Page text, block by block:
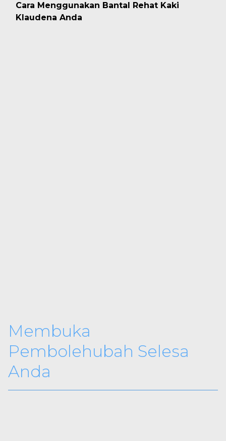
Cara Menggunakan Bantal Rehat Kaki
Klaudena Anda
Membuka
Pembolehubah Selesa
Anda